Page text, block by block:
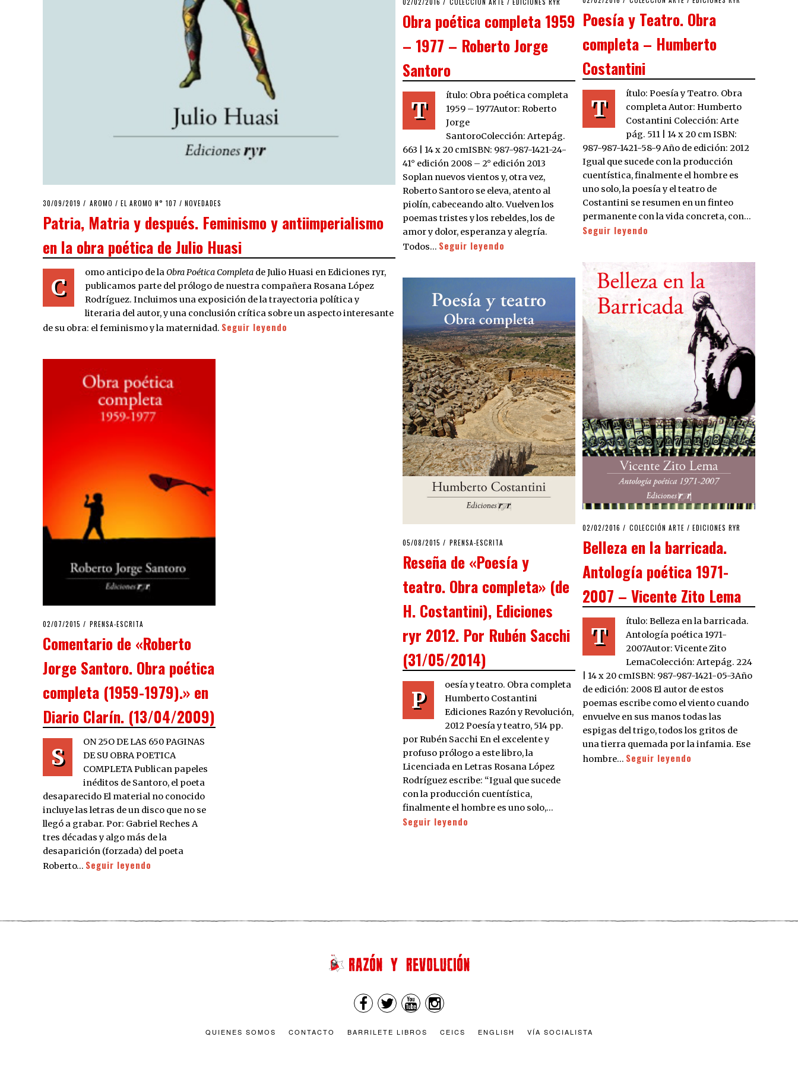
POSTED
30/09/2019 19/11/2019
AROMO / EL AROMO N° 107 / NOVEDADES
Patria, Matria y después. Feminismo y antiimperialismo
en la obra poética de Julio Huasi
C
omo anticipo de laObra Poética Completa de Julio Huasi en Ediciones ryr,
publicamos parte del prólogo de nuestra compañera Rosana López
Rodríguez. Incluimos una exposición de la trayectoria política y
literaria del autor, y una conclusión crítica sobre un aspecto interesante
de su obra: el feminismo y la maternidad. Seguir leyendo
Obra poética completa 1959
– 1977 – Roberto Jorge
Santoro
T
ítulo: Obra poética completa
1959 – 1977Autor: Roberto
Jorge
SantoroColección: Artepág.
663 | 14 x 20 cmISBN: 987-987-1421-24-
41° edición 2008 – 2° edición 2013
Soplan nuevos vientos y, otra vez,
Roberto Santoro se eleva, atento al
piolín, cabeceando alto. Vuelven los
poemas tristes y los rebeldes, los de
amor y dolor, esperanza y alegría.
Todos… Seguir leyendo
Poesía y Teatro. Obra
completa – Humberto
Costantini
T
ítulo: Poesía y Teatro. Obra
completa Autor: Humberto
Costantini Colección: Arte
pág. 511 | 14 x 20 cm ISBN:
987-987-1421-58-9 Año de edición: 2012
Igual que sucede con la producción
cuentística, finalmente el hombre es
uno solo, la poesía y el teatro de
Costantini se resumen en un finteo
permanente con la vida concreta, con…
Seguir leyendo
POSTED
02/02/2016 17/11/2019
COLECCIÓN ARTE / EDICIONES RYR
Belleza en la barricada.
Antología poética 1971-
2007 – Vicente Zito Lema
T
ítulo: Belleza en la barricada.
Antología poética 1971-
2007Autor: Vicente Zito
LemaColección: Artepág. 224
| 14 x 20 cmISBN: 987-987-1421-05-3Año
de edición: 2008 El autor de estos
poemas escribe como el viento cuando
envuelve en sus manos todas las
espigas del trigo, todos los gritos de
una tierra quemada por la infamia. Ese
hombre… Seguir leyendo
POSTED
05/08/2015 PRENSA-ESCRITA
Reseña de «Poesía y
teatro. Obra completa» (de
H. Costantini), Ediciones
ryr 2012. Por Rubén Sacchi
(31/05/2014)
P
oesía y teatro. Obra completa
Humberto Costantini
Ediciones Razón y Revolución,
2012 Poesía y teatro, 514 pp.
por Rubén Sacchi En el excelente y
profuso prólogo a este libro, la
Licenciada en Letras Rosana López
Rodríguez escribe: “Igual que sucede
con la producción cuentística,
finalmente el hombre es uno solo,…
Seguir leyendo
POSTED
02/07/2015 02/07/2015
PRENSA-ESCRITA
Comentario de «Roberto
Jorge Santoro. Obra poética
completa (1959-1979).» en
Diario Clarín. (13/04/2009)
S
ON 25O DE LAS 650 PAGINAS
DE SU OBRA POETICA
COMPLETA Publican papeles
inéditos de Santoro, el poeta
desaparecido El material no conocido
incluye las letras de un disco que no se
llegó a grabar. Por: Gabriel Reches A
tres décadas y algo más de la
desaparición (forzada) del poeta
Roberto… Seguir leyendo
QUIENES SOMOS CONTACTO BARRILETE LIBROS CEICS ENGLISH VÍA SOCIALISTA